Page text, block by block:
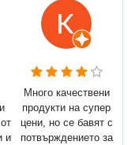
и
Много качествени
продукти на супер
цени, но се бавят с
потвърждението за